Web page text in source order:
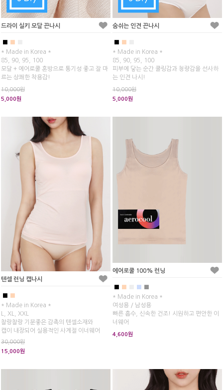
드라이 실키 모달 끈나시
■ ■
* Made in Korea *
85, 90, 95, 100
모달 + 에어로쿨 혼방으로 통기성 좋고 잘 마
르는 상쾌한 착용감!
에어x즘 대신 추천드립니다.
10,000원
5,000원
숨쉬는 인견 끈나시
■ ■
* Made in Korea *
85, 90, 95, 100
피부에 닿는 순간 쿨링감과 청량감을 선사하
는 인견 나시!
에어x즘 대신 추천드립니다.
10,000원
5,000원
텐셀 런닝 캡나시
■ ■
* Made in Korea *
L, XL, XXL
찰랑찰랑 기분좋은 감촉의 텐셀소재와
캡이 내장되어 실용적인 사계절 이너웨어
30,000원
15,000원
에어로쿨 100% 런닝
■
* Made in Korea *
여성용 / 남성용
빠른 흡수, 신속한 건조! 시원하고 편안한 이
너웨어
에어x즘 대신 추천드립니다.
4,600원